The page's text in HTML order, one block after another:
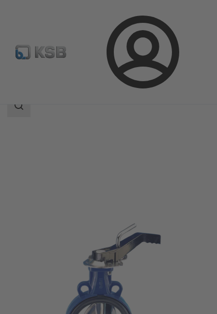
Login
Katalog produktów ISORIA 20/25
Zakres